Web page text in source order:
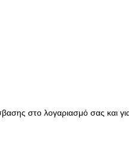
στο λογαριασμό σας και